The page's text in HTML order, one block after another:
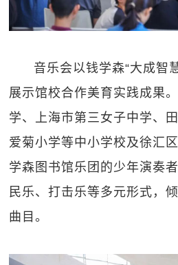
音乐会以钱学森“大成智
展示馆校合作美育实践成果
学、上海市第三女子中学、
爱菊小学等中小学校及徐汇
学森图书馆乐团的少年演奏
民乐、打击乐等多元形式，
曲目。